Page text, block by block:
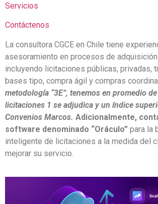
Servicios
Contáctenos
La consultora CGCE en Chile tiene
asesoramiento en procesos de adquisición
incluyendo licitaciones públicas, privadas,
bases tipo, compra ágil y compras
metodología “3E”, tenemos en promedio
licitaciones 1 se adjudica y un índice
Convenios Marcos. Adicionalmente,
software denominado “Oráculo” para la
inteligente de licitaciones a la medida del
mejorar su servicio.